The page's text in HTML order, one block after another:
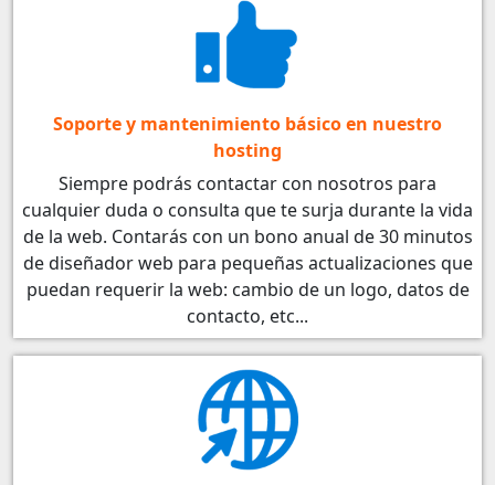
Soporte y mantenimiento básico en nuestro
hosting
Siempre podrás contactar con nosotros para
cualquier duda o consulta que te surja durante la vida
de la web. Contarás con un bono anual de 30 minutos
de diseñador web para pequeñas actualizaciones que
puedan requerir la web: cambio de un logo, datos de
contacto, etc...